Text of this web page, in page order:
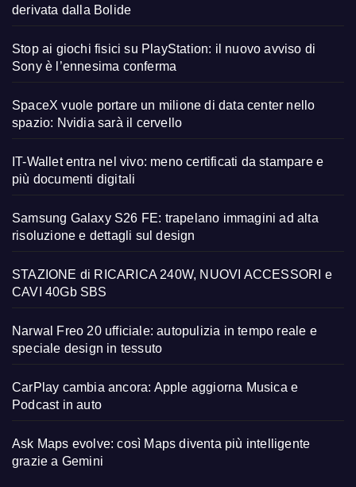
derivata dalla Bolide
Stop ai giochi fisici su PlayStation: il nuovo avviso di
Sony è l’ennesima conferma
SpaceX vuole portare un milione di data center nello
spazio: Nvidia sarà il cervello
IT-Wallet entra nel vivo: meno certificati da stampare e
più documenti digitali
Samsung Galaxy S26 FE: trapelano immagini ad alta
risoluzione e dettagli sul design
STAZIONE di RICARICA 240W, NUOVI ACCESSORI e
CAVI 40Gb SBS
Narwal Freo 20 ufficiale: autopulizia in tempo reale e
speciale design in tessuto
CarPlay cambia ancora: Apple aggiorna Musica e
Podcast in auto
Ask Maps evolve: così Maps diventa più intelligente
grazie a Gemini